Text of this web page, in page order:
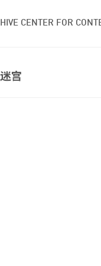
HIVE CENTER FOR
迷宫